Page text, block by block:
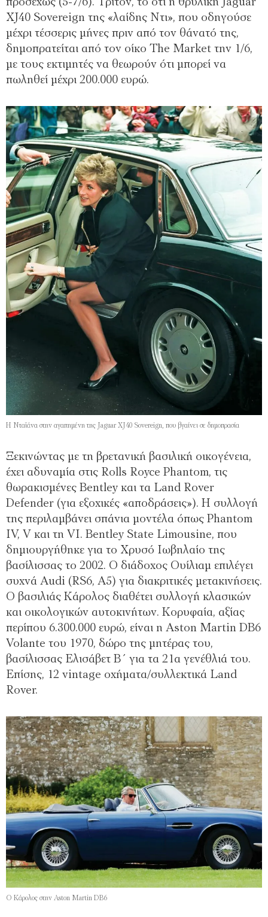
προσεχώς (5-7/6). Τρίτον, το ότι η θρυλική Jaguar
XJ40 Sovereign της «λαίδης Ντι», που οδηγούσε
μέχρι τέσσερις μήνες πριν από τον θάνατό της,
δημοπρατείται από τον οίκο The Market την 1/6,
με τους εκτιμητές να θεωρούν ότι μπορεί να
πωληθεί μέχρι 200.000 ευρώ.
H Νταϊάνα στην αγαπημένη της Jaguar XJ40 Sovereign, που βγαίνει σε δημοπρασία
Ξεκινώντας με τη βρετανική βασιλική οικογένεια,
έχει αδυναμία στις Rolls Royce Phantom, τις
θωρακισμένες Bentley και τα Land Rover
Defender (για εξοχικές «αποδράσεις»). H συλλογή
της περιλαμβάνει σπάνια μοντέλα όπως Phantom
IV, V και τη VI. Bentley State Limousine, που
δημιουργήθηκε για το Χρυσό Ιωβηλαίο της
βασίλισσας το 2002. Ο διάδοχος Ουίλιαμ επιλέγει
συχνά Audi (RS6, A5) για διακριτικές μετακινήσεις.
Ο βασιλιάς Κάρολος διαθέτει συλλογή κλασικών
και οικολογικών αυτοκινήτων. Κορυφαία, αξίας
περίπου 6.300.000 ευρώ, είναι η Aston Martin DB6
Volante του 1970, δώρο της μητέρας του,
βασίλισσας Ελισάβετ Β΄ για τα 21α γενέθλιά του.
Επίσης, 12 vintage οχήματα/συλλεκτικά Land
Rover.
O Kάρολος στην Aston Martin DB6